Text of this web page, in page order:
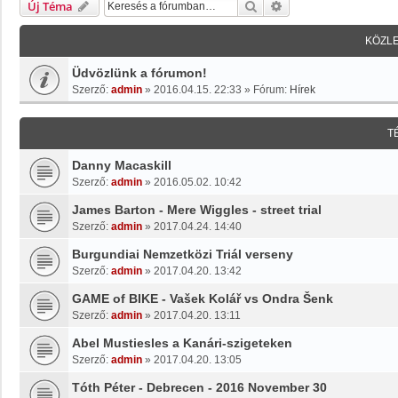
Új Téma Keresés
Üdvözlünk a fórumon!
Szerző: admin » 2016.04.15. 22:33 » Fórum: Hírek
Danny Macaskill
Szerző: admin » 2016.05.02. 10:42
James Barton - Mere Wiggles - street trial
Szerző: admin » 2017.04.24. 14:40
Burgundiai Nemzetközi Triál verseny
Szerző: admin » 2017.04.20. 13:42
GAME of BIKE - Vašek Kolář vs Ondra Šenk
Szerző: admin » 2017.04.20. 13:11
Abel Mustiesles a Kanári-szigeteken
Szerző: admin » 2017.04.20. 13:05
Tóth Péter - Debrecen - 2016 November 30